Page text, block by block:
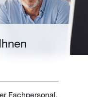
Fachpersonal,